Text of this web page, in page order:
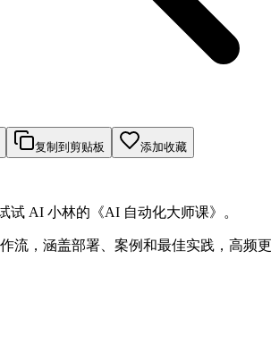
复制到剪贴板 添加收藏
试 AI 小林的《AI 自动化大师课》。
流，涵盖部署、案例和最佳实践，高频更